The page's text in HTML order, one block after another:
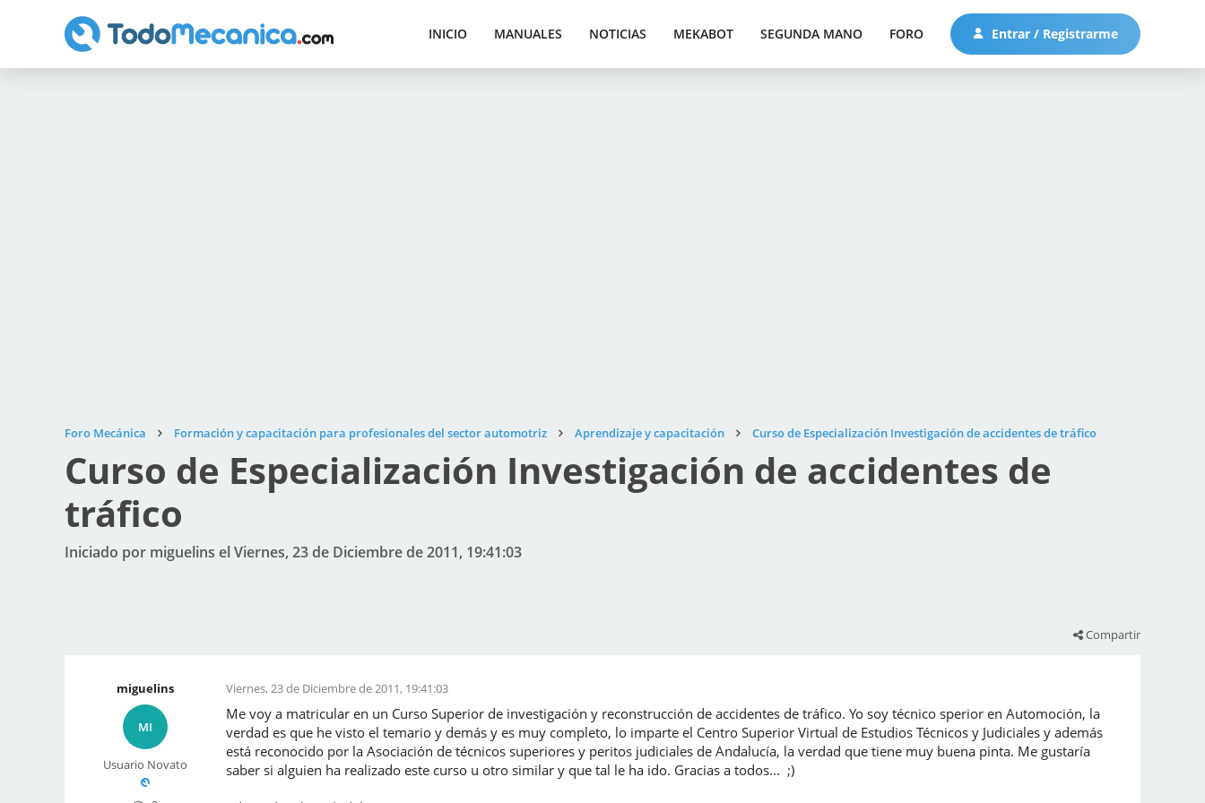
INICIO MANUALES NOTICIAS MEKABOT SEGUNDA MANO FORO Entrar / Registrarme
Foro Mecánica Formación y capacitación para profesionales del sector automotriz Aprendizaje y capacitación Curso de Especialización Investigación de accidentes de tráfico
Curso de Especialización Investigación de accidentes de
tráfico
Iniciado por miguelins el Viernes, 23 de Diciembre de 2011, 19:41:03
Compartir
miguelins
MI
Usuario Novato
Viernes, 23 de Diciembre de 2011, 19:41:03
Me voy a matricular en un Curso Superior de investigación y reconstrucción de accidentes de tráfico. Yo soy técnico sperior en Automoción, la
verdad es que he visto el temario y demás y es muy completo, lo imparte el Centro Superior Virtual de Estudios Técnicos y Judiciales y además
está reconocido por la Asociación de técnicos superiores y peritos judiciales de Andalucía, la verdad que tiene muy buena pinta. Me gustaría
saber si alguien ha realizado este curso u otro similar y que tal le ha ido. Gracias a todos... ;)